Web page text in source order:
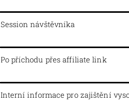
Session návštěvníka
Po příchodu přes affiliate link
Interní informace pro zajištění